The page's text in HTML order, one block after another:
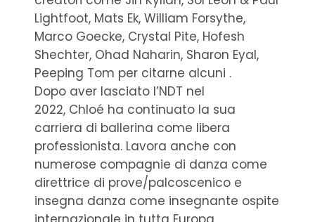
Lightfoot, Mats Ek, William Forsythe,
Marco Goecke, Crystal Pite, Hofesh
Shechter, Ohad Naharin, Sharon Eyal,
Peeping Tom per citarne alcuni .
Dopo aver lasciato l’NDT nel
2022, Chloé ha continuato la sua
carriera di ballerina come libera
professionista. Lavora anche con
numerose compagnie di danza come
direttrice di prove/palcoscenico e
insegna danza come insegnante ospite